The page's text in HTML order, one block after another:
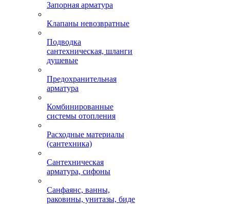
Запорная арматура
Клапаны невозвратные
Подводка
сантехническая, шланги
душевые
Предохранительная
арматура
Комбинированные
системы отопления
Расходные материалы
(сантехника)
Сантехническая
арматура, сифоны
Санфаянс, ванны,
раковины, унитазы, биде